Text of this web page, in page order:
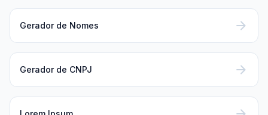
Gerador de Nomes arrow_forward
Gerador de CNPJ arrow_forward